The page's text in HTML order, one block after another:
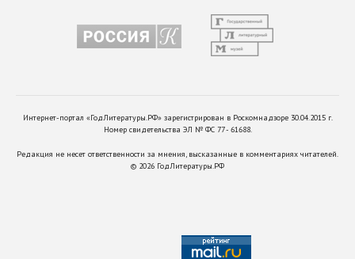
Интернет-портал «ГодЛитературы.РФ» зарегистрирован в Роскомнадзоре 30.04.2015 г.
Номер свидетельства ЭЛ № ФС 77 - 61688.
Редакция не несет ответственности за мнения, высказанные в комментариях читателей.
© 2026 ГодЛитературы.РФ